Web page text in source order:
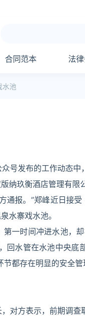
合同范本 法
水池
号发布的工作动态
玖衡酒店管理有限公
通报。”郑峰近日接
水寨戏水池。
一时间冲进水池，
回水管在水池中央
都存在明显的安全管
对方表示，前期调